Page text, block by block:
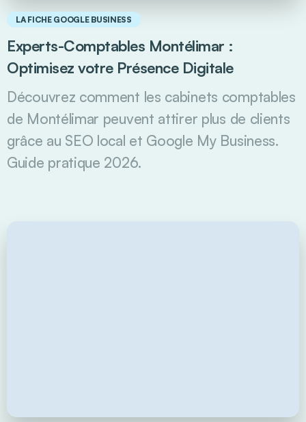
LA FICHE GOOGLE BUSINESS
Experts-Comptables Montélimar :
Optimisez votre Présence Digitale
Découvrez comment les cabinets comptables
de Montélimar peuvent attirer plus de clients
grâce au SEO local et Google My Business.
Guide pratique 2026.